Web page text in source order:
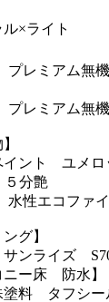
×ライト
プレミアム無
レミアム無
イント ユメロ
分艶
性エコファ
グ】
ンライズ
ニー床 防水】
塗料 タフシ